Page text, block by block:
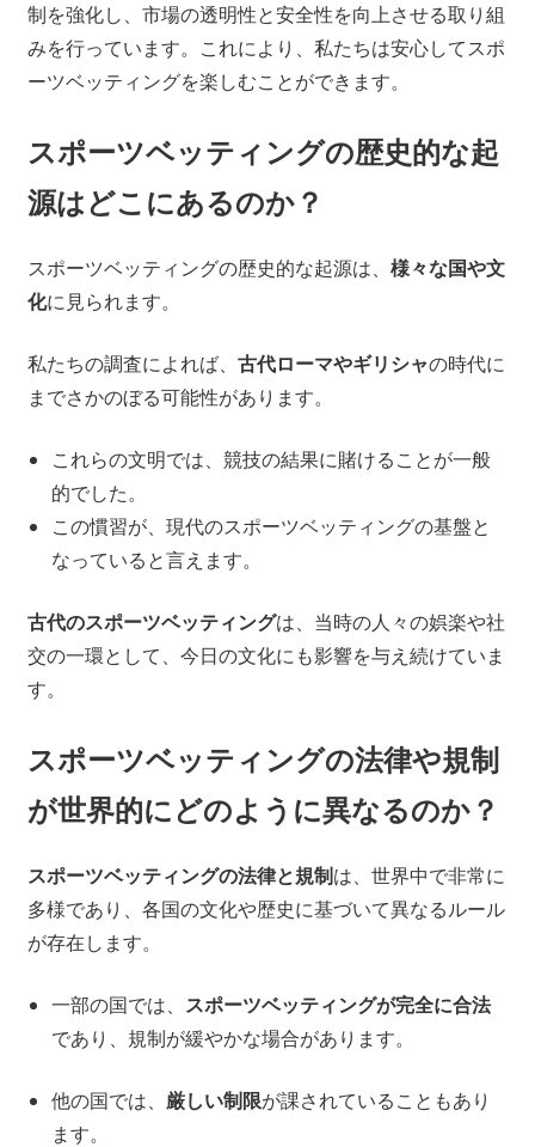
制を強化し、市場の透明性と安全性を向上させる取り組
みを行っています。これにより、私たちは安心してスポ
ーツベッティングを楽しむことができます。
スポーツベッティングの歴史的な起
源はどこにあるのか？
スポーツベッティングの歴史的な起源は、 様々な国や文
化に見られます。
私たちの調査によれば、 古代ローマやギリシャの時代に
までさかのぼる可能性があります。
これらの文明では、競技の結果に賭けることが一般
的でした。
この慣習が、現代のスポーツベッティングの基盤と
なっていると言えます。
古代のスポーツベッティングは、当時の人々の娯楽や社
交の一環として、今日の文化にも影響を与え続けていま
す。
スポーツベッティングの法律や規制
が世界的にどのように異なるのか？
スポーツベッティングの法律と規制は、世界中で非常に
多様であり、各国の文化や歴史に基づいて異なるルール
が存在します。
一部の国では、 スポーツベッティングが完全に合法
であり、規制が緩やかな場合があります。
他の国では、 厳しい制限が課されていることもあり
ます。